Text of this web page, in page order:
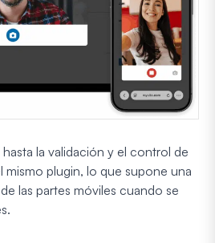
la validación y el control de
plugin, lo que supone una
las partes móviles cuando se